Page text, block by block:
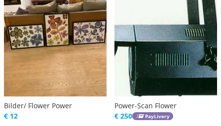
Bilder/ Flower Power
€ 12
Power-Scan Flower
€ 250
PayLivery